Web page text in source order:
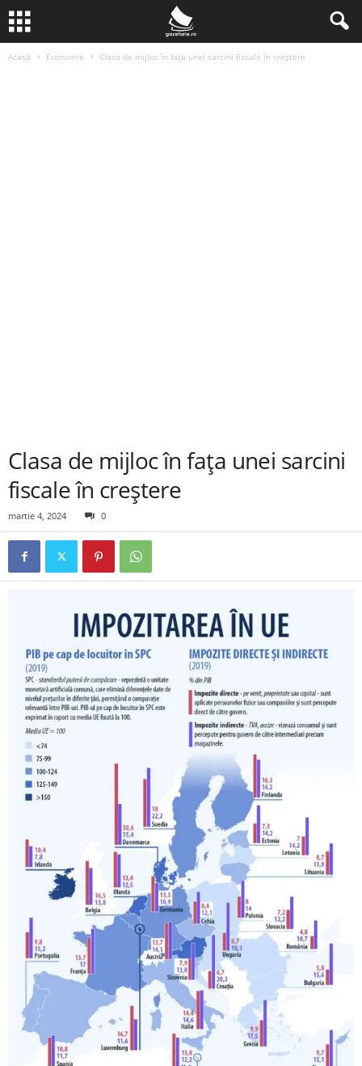
Acasă Economie Clasa de mijloc în fața unei sarcini fiscale în creștere
Clasa de mijloc în fața unei sarcini
fiscale în creștere
martie 4, 2024 0